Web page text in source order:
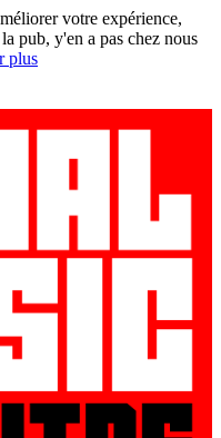
votre expérience,
pub, y'en a pas chez nous
plus